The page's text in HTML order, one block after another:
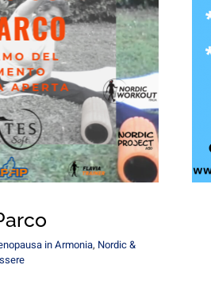
in Armonia, Nordic &